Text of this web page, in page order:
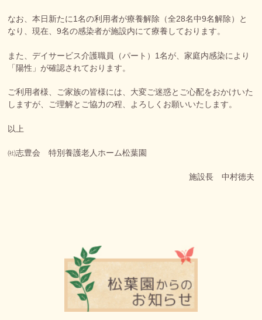
なお、本日新たに1名の利用者が療養解除（全28名中9名解除）と
なり、現在、9名の感染者が施設内にて療養しております。
また、デイサービス介護職員（パート）1名が、家庭内感染により
「陽性」が確認されております。
ご利用者様、ご家族の皆様には、大変ご迷惑とご心配をおかけいた
しますが、ご理解とご協力の程、よろしくお願いいたします。
以上
㈳志豊会 特別養護老人ホーム松葉園
施設長 中村徳夫